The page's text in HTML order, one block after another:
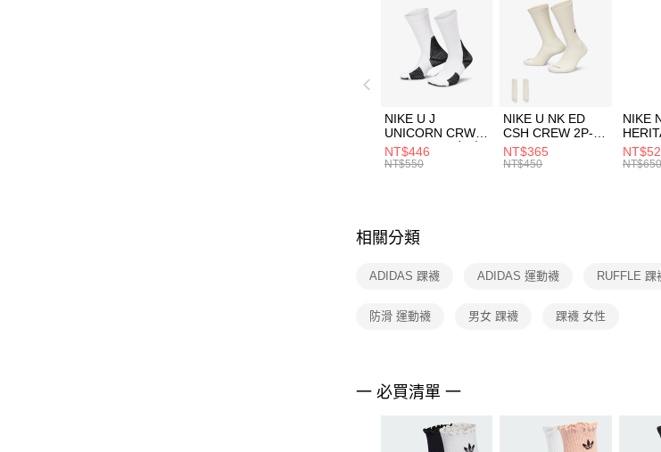
NIKE U J
UNICORN CRW
1PR -160 男女 中
統襪 FZ3393100
NT$446
NT$550
NIKE U NK ED
CSH CREW 2P-
144 EMBRDY 男
女 短統襪
NT$365
NT$450
NIKE
SMIT
NT$650
相關分類
ADIDAS 踝襪 ADIDAS 運動襪 RUFFLE 踝
防滑 運動襪 男女 踝襪 踝襪 女性
一 必買清單 一